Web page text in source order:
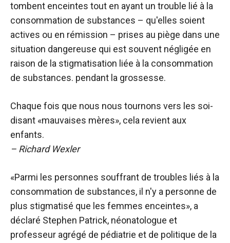
tombent enceintes tout en ayant un trouble lié à la
consommation de substances – qu'elles soient
actives ou en rémission – prises au piège dans une
situation dangereuse qui est souvent négligée en
raison de la stigmatisation liée à la consommation
de substances. pendant la grossesse.
Chaque fois que nous nous tournons vers les soi-
disant «mauvaises mères», cela revient aux
enfants.
– Richard Wexler
«Parmi les personnes souffrant de troubles liés à la
consommation de substances, il n'y a personne de
plus stigmatisé que les femmes enceintes», a
déclaré Stephen Patrick, néonatologue et
professeur agrégé de pédiatrie et de politique de la